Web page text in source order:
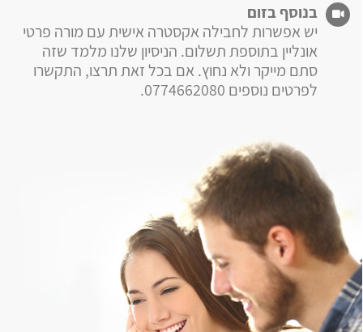
בנוסף בזום
יש אפשרות לחבילה אקסטרה אישית עם מורה פרטי
אונליין בתוספת תשלום. הניסיון שלנו מלמד שזה
סתם מייקר ולא נחוץ. אם בכל זאת תרצו, התקשרו
לפרטים נוספים 0774662080.